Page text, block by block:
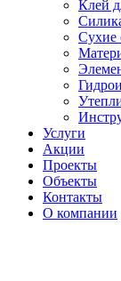
Клей
Услуги
Акции
Проекты
Объекты
Контакты
О компании